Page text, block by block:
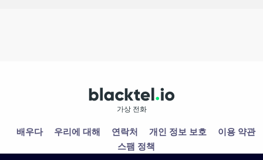
가상 전화
배우다 우리에 대해 연락처 개인 정보 보호
이용 약관
스팸 정책